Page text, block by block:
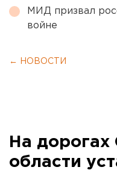
МИД призвал
войне
← НОВОСТИ
На дорогах
области